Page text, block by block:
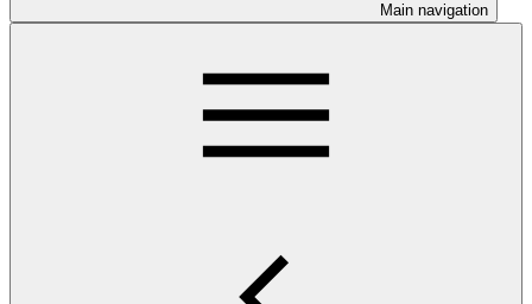
Main navigation